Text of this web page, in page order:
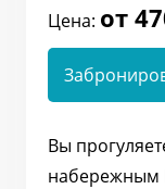
Цена: от
Вы
набережным